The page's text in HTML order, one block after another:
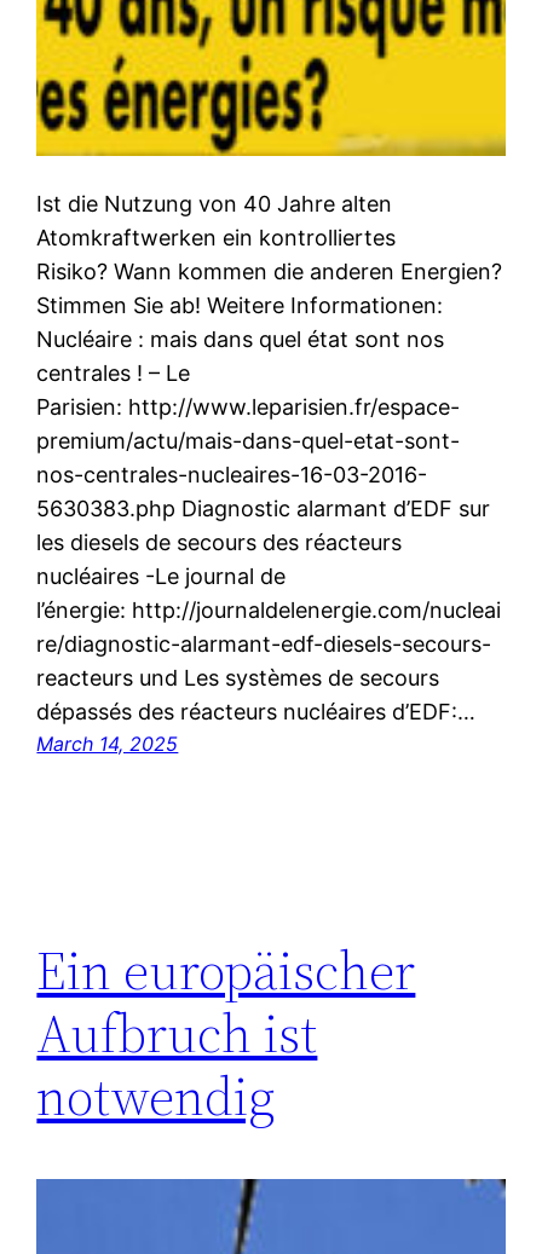
Ist die Nutzung von 40 Jahre alten
Atomkraftwerken ein kontrolliertes
Risiko? Wann kommen die anderen Energien?
Stimmen Sie ab! Weitere Informationen:
Nucléaire : mais dans quel état sont nos
centrales ! – Le
Parisien: http://www.leparisien.fr/espace-
premium/actu/mais-dans-quel-etat-sont-
nos-centrales-nucleaires-16-03-2016-
5630383.php Diagnostic alarmant d’EDF sur
les diesels de secours des réacteurs
nucléaires -Le journal de
l’énergie: http://journaldelenergie.com/nucleai
re/diagnostic-alarmant-edf-diesels-secours-
reacteurs und Les systèmes de secours
dépassés des réacteurs nucléaires d’EDF:…
March 14, 2025
Ein europäischer
Aufbruch ist
notwendig